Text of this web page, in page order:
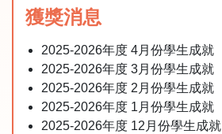
獲獎消息
2025-2026年度 4月份學生成就
2025-2026年度 3月份學生成就
2025-2026年度 2月份學生成就
2025-2026年度 1月份學生成就
2025-2026年度 12月份學生成就